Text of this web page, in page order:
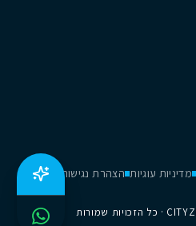
מדיניות עוגיות הצהרת נגישות